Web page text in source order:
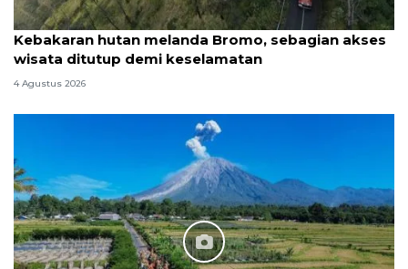
Kebakaran hutan melanda Bromo, sebagian akses
wisata ditutup demi keselamatan
4 Agustus 2026